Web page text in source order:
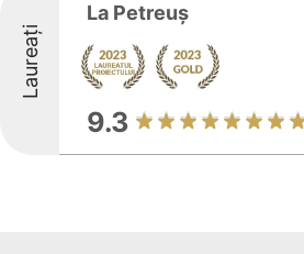
Laureați
La Petreuș
9.3